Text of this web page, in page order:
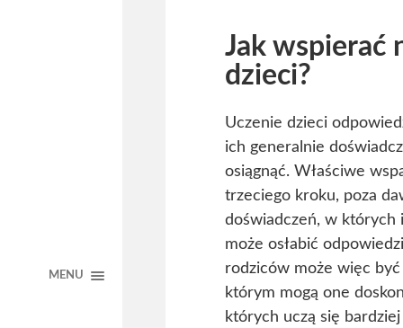
MENU
Jak wspierać
dzieci?
Uczenie dzieci
ich generalnie
osiągnąć. Właściwe
trzeciego kroku, poza
doświadczeń, w których
może osłabić
rodziców może więc
którym mogą one
których uczą się